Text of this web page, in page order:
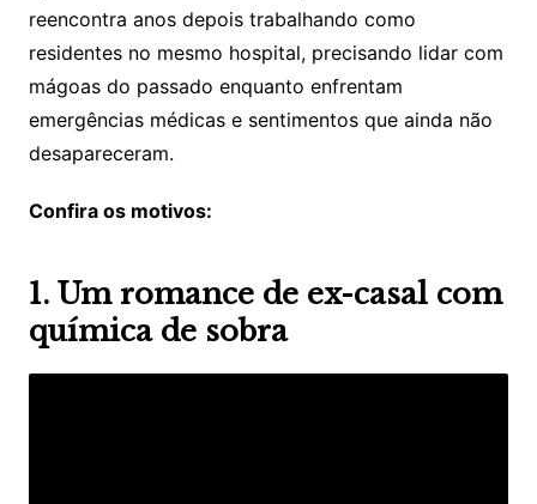
reencontra anos depois trabalhando como
residentes no mesmo hospital, precisando lidar com
mágoas do passado enquanto enfrentam
emergências médicas e sentimentos que ainda não
desapareceram.
Confira os motivos:
1. Um romance de ex-casal com
química de sobra